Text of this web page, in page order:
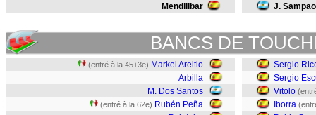
Mendilibar J.
BANCS DE
(entré à la 45+3e) Markel Areitio
Arbilla
M. Dos Santos
(entré à la 62e) Rubén Peña
Sergio
Sergio
Vitolo
Iborra